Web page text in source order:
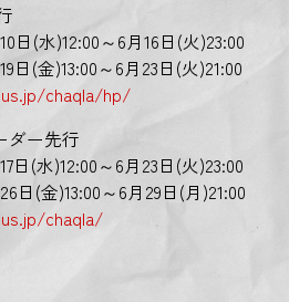
日(水)12:00～6月16日(火)23:00
日(金)13:00～6月23日(火)21:00
chaqla/hp/
ダー先行
日(水)12:00～6月23日(火)23:00
日(金)13:00～6月29日(月)21:00
chaqla/